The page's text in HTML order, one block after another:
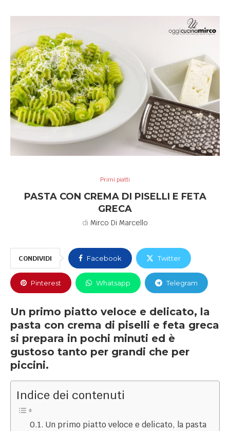
Primi piatti
PASTA CON CREMA DI PISELLI E FETA
GRECA
di Mirco Di Marcello
CONDIVIDI Facebook Twitter
Pinterest Whatsapp Telegram
Un primo piatto veloce e delicato, la
pasta con crema di piselli e feta greca
si prepara in pochi minuti ed è
gustoso tanto per grandi che per
piccini.
Indice dei contenuti
Un primo piatto veloce e delicato, la pasta